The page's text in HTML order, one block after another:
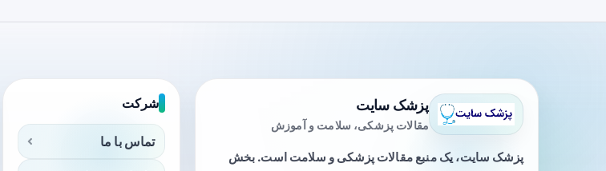
پزشک سایت
مقالات پزشکی، سلامت و آموزش
پزشک سایت، یک منبع مقالات پزشکی و سلامت است. بخش
شرکت
تماس با ما